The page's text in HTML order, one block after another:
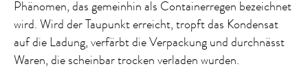
Phänomen, das gemeinhin als Containerregen bezeichnet
wird. Wird der Taupunkt erreicht, tropft das Kondensat
auf die Ladung, verfärbt die Verpackung und durchnässt
Waren, die scheinbar trocken verladen wurden.